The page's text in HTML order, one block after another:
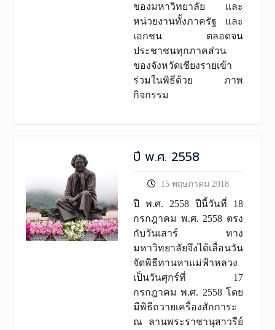
ของมหาวิทยาลัย และ
หน่วยงานทั้งภาครัฐ และ
เอกชน ตลอดจน
ประชาชนทุกภาคส่วน
ของจังหวัดเชียงรายเข้า
ร่วมในพิธีด้วย ภาพ
กิจกรรม
ปี พ.ศ. 2558
15 พฤษภาคม 2018
ปี พ.ศ. 2558 ปีนี้วันที่ 18
กรกฎาคม พ.ศ. 2558 ตรง
กับวันเสาร์ ทาง
มหาวิทยาลัยจึงได้เลื่อนวัน
จัดพิธีทานหาแม่ฟ้าหลวง
เป็นวันศุกร์ที่ 17
กรกฎาคม พ.ศ. 2558 โดย
มีพิธีถวายเครื่องสักการะ
ณ ลานพระราชานุสาวรีย์